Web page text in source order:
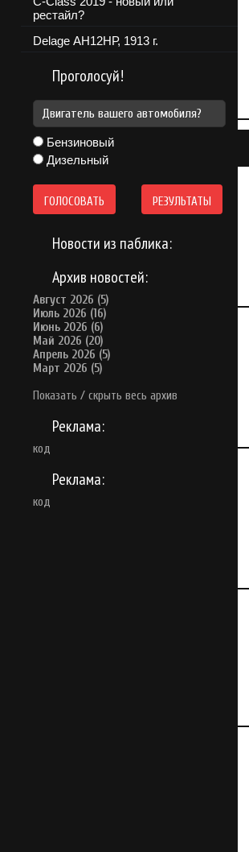
рестайл?
Delage АН12НР, 1913 г.
Проголосуй!
Двигатель вашего автомобиля?
Бензиновый
Дизельный
ГОЛОСОВАТЬ РЕЗУЛЬТАТЫ
Новости из паблика:
Архив новостей:
Август 2026 (5)
Июль 2026 (16)
Июнь 2026 (6)
Май 2026 (20)
Апрель 2026 (5)
Март 2026 (5)
Показать / скрыть весь архив
Реклама:
код
Реклама:
код